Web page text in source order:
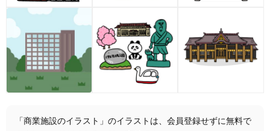
「商業施設のイラスト」のイラストは、会員登録せずに無料で